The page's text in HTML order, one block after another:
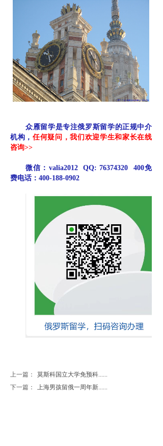
众雁留学是专注俄罗斯留学的正规中介
机构， 任何疑问，我们欢迎学生和家长在线
咨询>>
微信：valia2012 QQ: 76374320 400免
费电话：400-188-0902
上一篇：
莫斯科国立大学免预科......
下一篇：
上海男孩留俄一周年新......